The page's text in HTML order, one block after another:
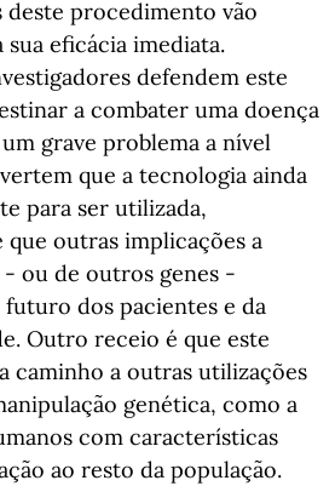
deste procedimento vão
eficácia imediata.
defendem este
a combater uma doença
grave problema a nível
que a tecnologia ainda
para ser utilizada,
outras implicações a
ou de outros genes -
dos pacientes e da
Outro receio é que este
caminho a outras utilizações
genética, como a
com características
ao resto da população.